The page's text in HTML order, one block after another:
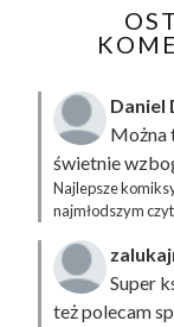
Daniel
Można
świetnie
Najlepsze
najmłodszym
Super
też polecam